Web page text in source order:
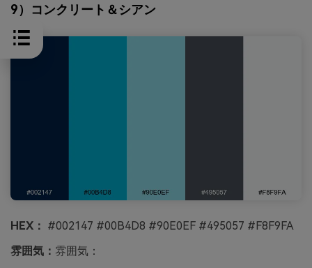
9）コンクリート＆シアン
HEX： #002147 #00B4D8 #90E0EF #495057 #F8F9FA
雰囲気： 雰囲気：